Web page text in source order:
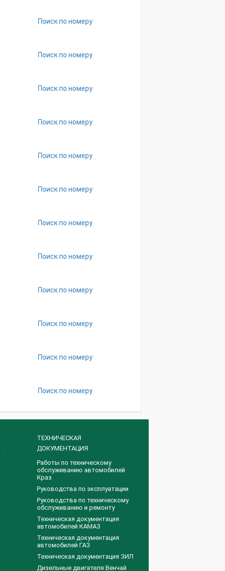
Поиск по номеру
Поиск по номеру
Поиск по номеру
Поиск по номеру
Поиск по номеру
Поиск по номеру
Поиск по номеру
Поиск по номеру
Поиск по номеру
Поиск по номеру
Поиск по номеру
Поиск по номеру
ТЕХНИЧЕСКАЯ
ДОКУМЕНТАЦИЯ
Работы по техническому
обслуживанию автомобилей
Краз
Руководства по эксплуатации
Руководства по техническому
обслуживанию и ремонту
Техническая документация
автомобилей КАМАЗ
Техническая документация
автомобилей ГАЗ
Техническая документация ЗИЛ
Дизельные двигателя Венчай